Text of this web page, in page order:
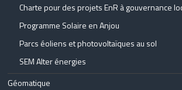
Charte pour des projets EnR à gouvernance
Programme Solaire en Anjou
Parcs éoliens et photovoltaïques au sol
SEM Alter énergies
Géomatique